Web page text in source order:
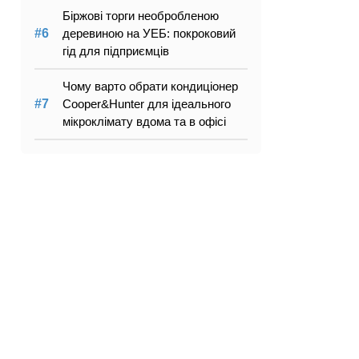
Біржові торги необробленою
деревиною на УЕБ: покроковий
гід для підприємців
Чому варто обрати кондиціонер
Cooper&Hunter для ідеального
мікроклімату вдома та в офісі